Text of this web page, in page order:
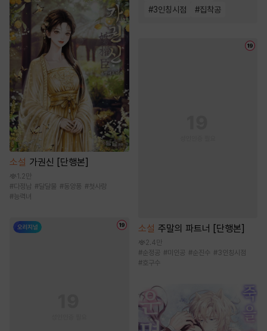
소설 가권신 [단행본]
1.2만
#다정남 #달달물 #동양풍 #첫사랑
#능력녀
#3인칭시점 #집착공
소설 주말의 파트너 [단행본]
2.4만
#순정공 #미인공 #순진수 #3인칭시점
#호구수